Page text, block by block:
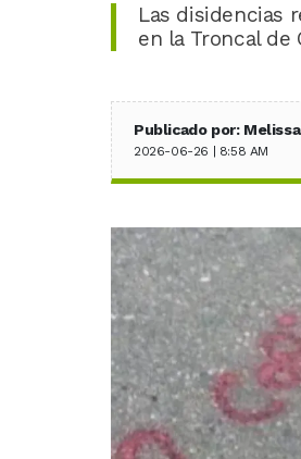
Las disidencias
en la Troncal de
Publicado por:
2026-06-26 | 8:58 AM